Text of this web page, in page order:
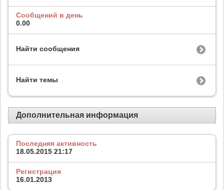
Сообщений в день
0.00
Найти сообщения
Найти темы
Дополнительная информация
Последняя активность
18.05.2015 21:17
Регистрация
16.01.2013